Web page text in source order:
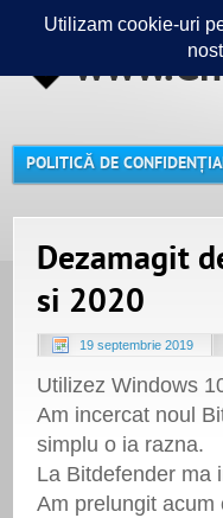
POLITICĂ DE
Dezamagit
si 2020
19 septembrie 2019
Utilizez Windows
Am incercat noul
simplu o ia razna.
La Bitdefender ma
Am prelungit acum